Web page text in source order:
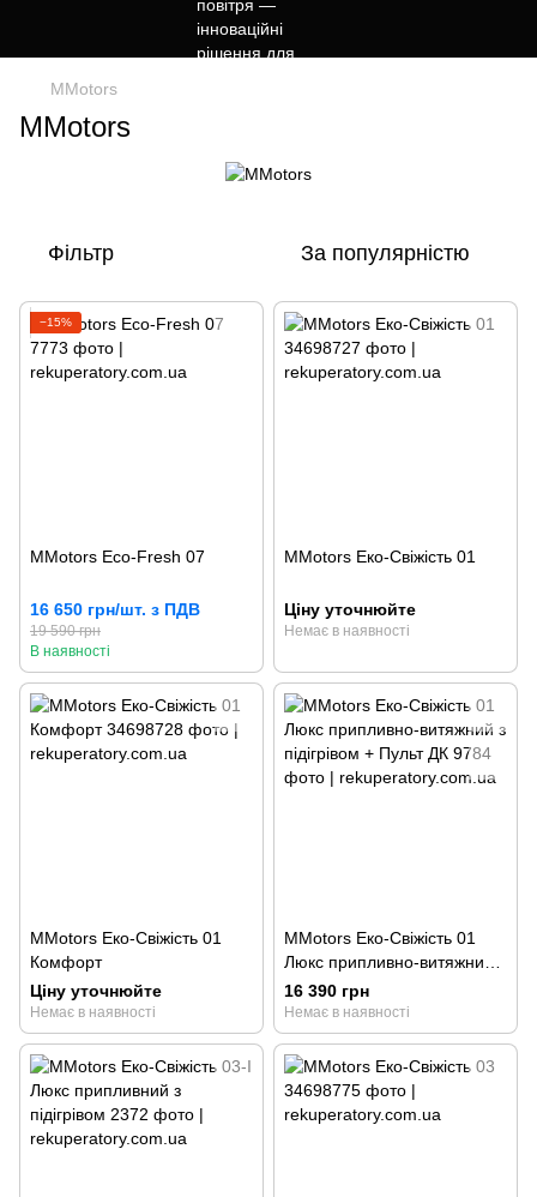
MMotors
MMotors
Фільтр За популярністю
−15%
MMotors Eco-Fresh 07
16 650 грн/шт. з ПДВ
19 590 грн
В наявності
MMotors Еко-Свіжість 01
Ціну уточнюйте
Немає в наявності
MMotors Еко-Свіжість 01
Комфорт
Ціну уточнюйте
Немає в наявності
MMotors Еко-Свіжість 01
Люкс припливно-витяжний з
підігрівом + Пульт ДК
16 390 грн
Немає в наявності